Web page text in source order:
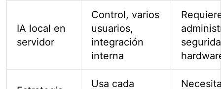
IA local en
servidor
Control, varios
usuarios,
integración
interna
Usa cada